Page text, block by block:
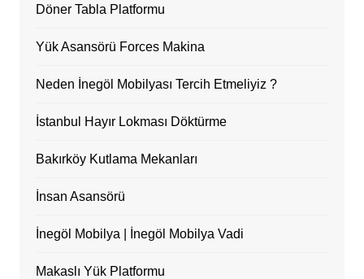
Döner Tabla Platformu
Yük Asansörü Forces Makina
Neden İnegöl Mobilyası Tercih Etmeliyiz ?
İstanbul Hayır Lokması Döktürme
Bakırköy Kutlama Mekanları
İnsan Asansörü
İnegöl Mobilya | İnegöl Mobilya Vadi
Makaslı Yük Platformu